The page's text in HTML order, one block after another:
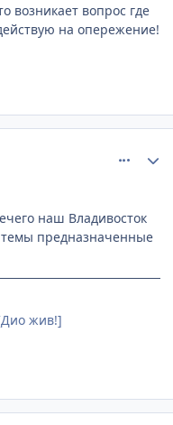
возникает вопрос где
на опережение!
наш Владивосток
предназначенные
жив!]